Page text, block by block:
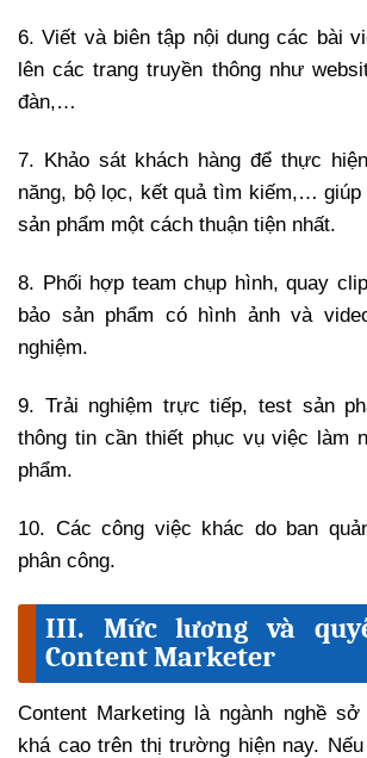
6. Viết và biên tập nội dung các bài
lên các trang truyền thông như
đàn,…
7. Khảo sát khách hàng để thực
năng, bộ lọc, kết quả tìm kiếm,… giúp
sản phẩm một cách thuận tiện nhất.
8. Phối hợp team chụp hình, quay
bảo sản phẩm có hình ảnh và
nghiệm.
9. Trải nghiệm trực tiếp, test sản
thông tin cần thiết phục vụ việc làm
phẩm.
10. Các công việc khác do ban
phân công.
III. Mức lương và
Content Marketer
Content Marketing là ngành nghề
khá cao trên thị trường hiện nay.